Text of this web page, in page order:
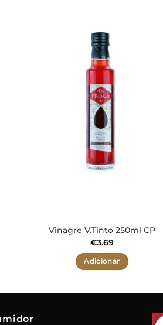
Vinagre V.Tinto 250ml CP
€3.69
Adicionar